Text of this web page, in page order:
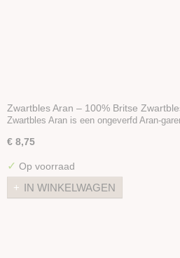
Zwartbles Aran – 100% Britse
Zwartbles Aran is een ongeverfd Aran-
€ 8,75
✓ Op voorraad
IN WINKELWAGEN